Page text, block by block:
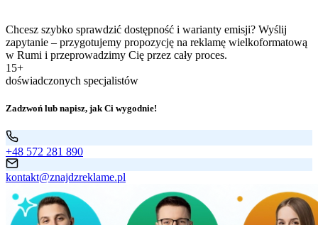
Chcesz szybko sprawdzić dostępność i warianty emisji? Wyślij
zapytanie – przygotujemy propozycję na reklamę wielkoformatową
w Rumi i przeprowadzimy Cię przez cały proces.
15+
doświadczonych specjalistów
Zadzwoń lub napisz, jak Ci wygodnie!
+48 572 281 890
kontakt@znajdzreklame.pl